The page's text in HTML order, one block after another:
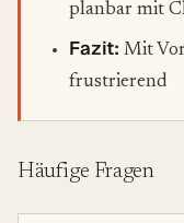
planbar mit
Fazit: Mit
frustrierend
Häufige Fragen